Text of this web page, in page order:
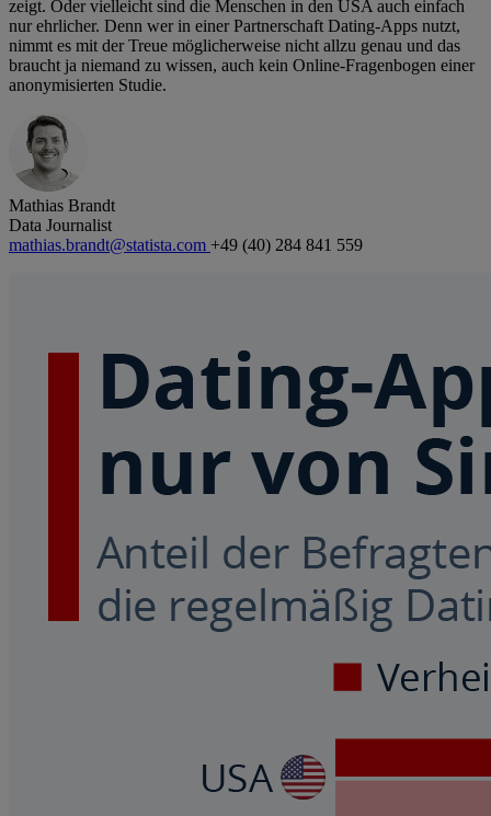
zeigt. Oder vielleicht sind die Menschen in den USA auch einfach
nur ehrlicher. Denn wer in einer Partnerschaft Dating-Apps nutzt,
nimmt es mit der Treue möglicherweise nicht allzu genau und das
braucht ja niemand zu wissen, auch kein Online-Fragenbogen einer
anonymisierten Studie.
Mathias Brandt
Data Journalist
mathias.brandt@statista.com +49 (40) 284 841 559